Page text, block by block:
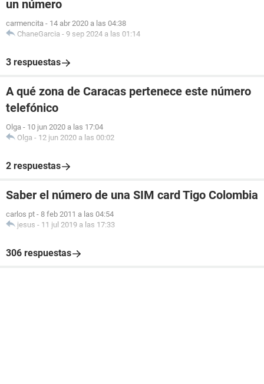
un número
carmencita - 14 abr 2020 a las 04:38
ChaneGarcia - 9 sep 2024 a las 01:14
3 respuestas
A qué zona de Caracas pertenece este número
telefónico
Olga - 10 jun 2020 a las 17:04
Olga - 12 jun 2020 a las 00:02
2 respuestas
Saber el número de una SIM card Tigo Colombia
carlos pt - 8 feb 2011 a las 04:54
jesus - 11 jul 2019 a las 17:33
306 respuestas